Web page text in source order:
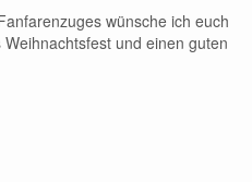
wünsche ich euch
und einen guten